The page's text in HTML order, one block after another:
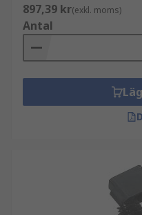
897,39 kr(exkl. moms)
Antal